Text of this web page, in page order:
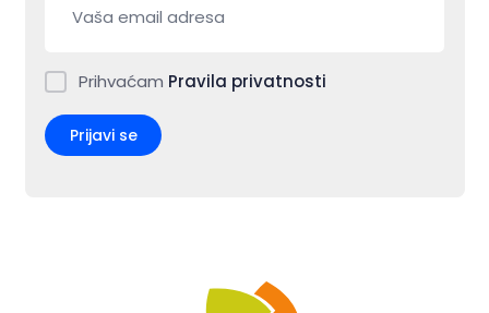
Prihvaćam Pravila privatnosti
Prijavi se